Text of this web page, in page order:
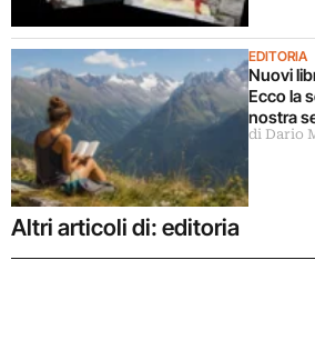
EDITORIA
Nuovi
Ecco la
nostra
di Dario
Altri articoli di: editoria